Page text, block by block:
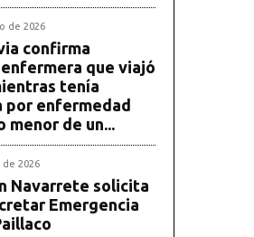
de 2026
confirma
que viajó
tenía
por enfermedad
menor de un...
2026
Navarrete solicita
Emergencia